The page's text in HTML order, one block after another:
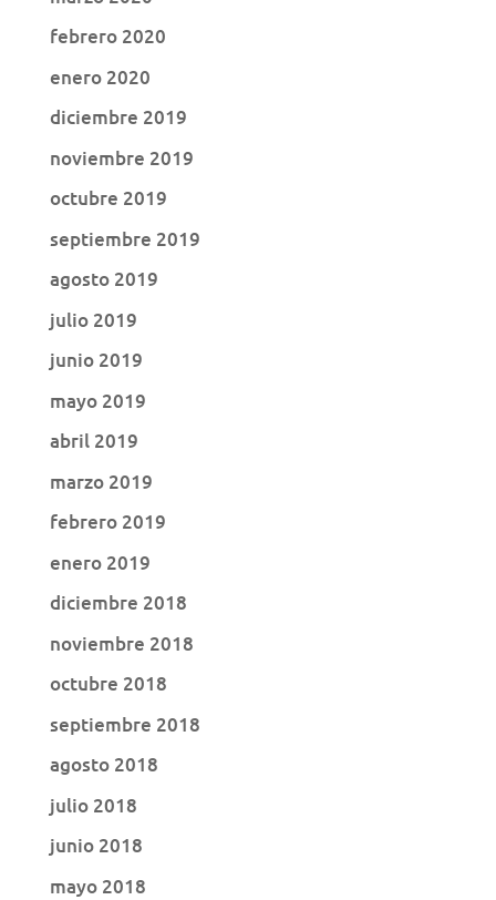
febrero 2020
enero 2020
diciembre 2019
noviembre 2019
octubre 2019
septiembre 2019
agosto 2019
julio 2019
junio 2019
mayo 2019
abril 2019
marzo 2019
febrero 2019
enero 2019
diciembre 2018
noviembre 2018
octubre 2018
septiembre 2018
agosto 2018
julio 2018
junio 2018
mayo 2018